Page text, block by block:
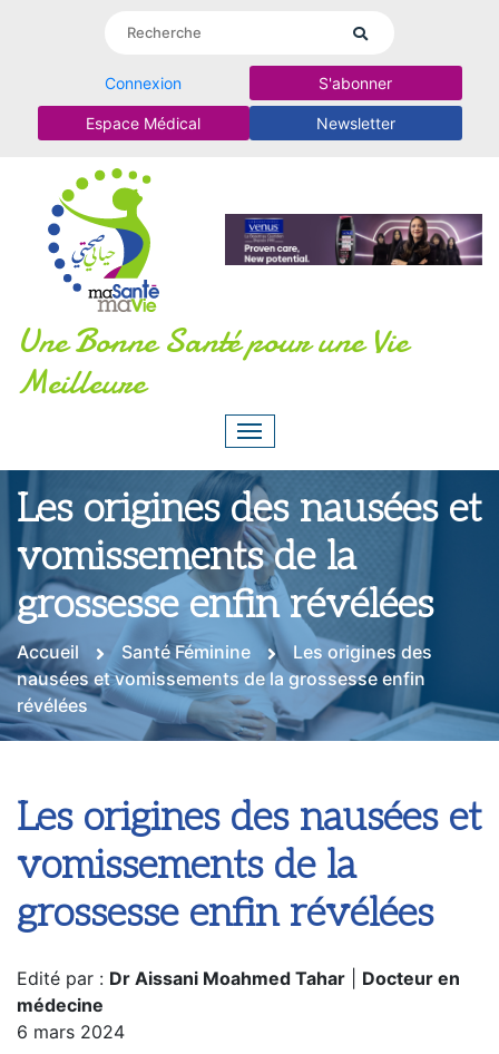
Connexion S'abonner
Espace Médical Newsletter
Une Bonne Santé pour une Vie
Meilleure
Les origines des nausées et
vomissements de la
grossesse enfin révélées
Accueil Santé Féminine
Les origines des
nausées et vomissements de la grossesse enfin
révélées
Les origines des nausées et
vomissements de la
grossesse enfin révélées
Edité par : Dr Aissani Moahmed Tahar
Docteur en
médecine
6 mars 2024